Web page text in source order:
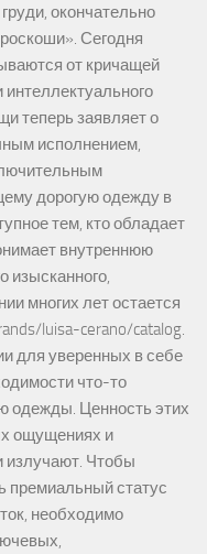
окончательно
Сегодня
от кричащей
теперь заявляет о
исполнением,
дорогую одежду в
тем, кто обладает
внутреннюю
изысканного,
многих лет остается
luisa-cerano/catalog.
для уверенных в себе
что-то
одежды. Ценность этих
ощущениях и
излучают. Чтобы
премиальный статус
необходимо